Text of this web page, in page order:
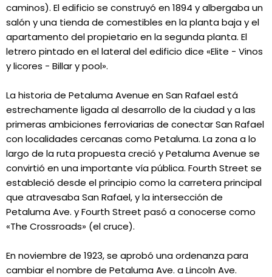
caminos). El edificio se construyó en 1894 y albergaba un
salón y una tienda de comestibles en la planta baja y el
apartamento del propietario en la segunda planta. El
letrero pintado en el lateral del edificio dice «Elite - Vinos
y licores - Billar y pool».
La historia de Petaluma Avenue en San Rafael está
estrechamente ligada al desarrollo de la ciudad y a las
primeras ambiciones ferroviarias de conectar San Rafael
con localidades cercanas como Petaluma. La zona a lo
largo de la ruta propuesta creció y Petaluma Avenue se
convirtió en una importante vía pública. Fourth Street se
estableció desde el principio como la carretera principal
que atravesaba San Rafael, y la intersección de
Petaluma Ave. y Fourth Street pasó a conocerse como
«The Crossroads» (el cruce).
En noviembre de 1923, se aprobó una ordenanza para
cambiar el nombre de Petaluma Ave. a Lincoln Ave.